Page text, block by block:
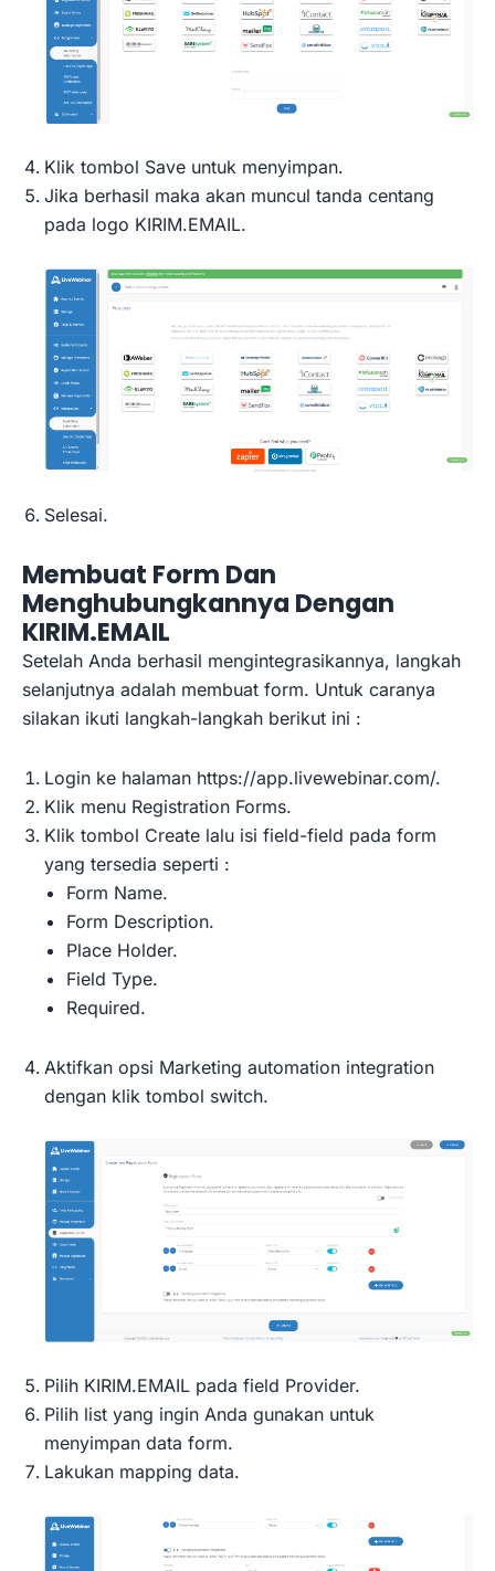
Klik tombol Save untuk menyimpan.
Jika berhasil maka akan muncul tanda centang
pada logo KIRIM.EMAIL.
Selesai.
Membuat Form Dan
Menghubungkannya Dengan
KIRIM.EMAIL
Setelah Anda berhasil mengintegrasikannya, langkah
selanjutnya adalah membuat form. Untuk caranya
silakan ikuti langkah-langkah berikut ini :
Login ke halaman https://app.livewebinar.com/.
Klik menu Registration Forms.
Klik tombol Create lalu isi field-field pada form
yang tersedia seperti :
Form Name.
Form Description.
Place Holder.
Field Type.
Required.
Aktifkan opsi Marketing automation integration
dengan klik tombol switch.
Pilih KIRIM.EMAIL pada field Provider.
Pilih list yang ingin Anda gunakan untuk
menyimpan data form.
Lakukan mapping data.